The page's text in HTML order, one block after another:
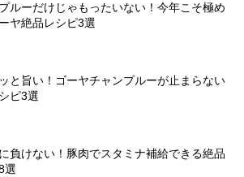
ルーだけじゃもったいない！今年こそ極め
ヤ絶品レシピ3選
と旨い！ゴーヤチャンプルーが止まらない
ピ3選
負けない！豚肉でスタミナ補給できる絶品
選